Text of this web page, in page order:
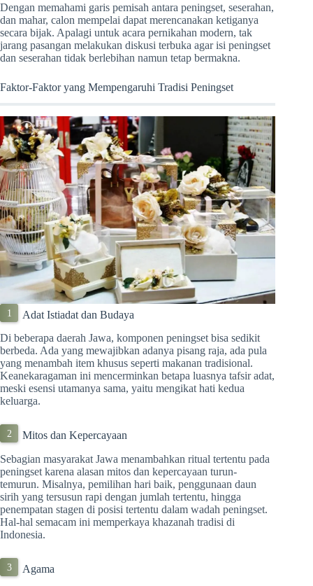
Dengan memahami garis pemisah antara peningset, seserahan,
dan mahar, calon mempelai dapat merencanakan ketiganya
secara bijak. Apalagi untuk acara pernikahan modern, tak
jarang pasangan melakukan diskusi terbuka agar isi peningset
dan seserahan tidak berlebihan namun tetap bermakna.
Faktor-Faktor yang Mempengaruhi Tradisi Peningset
Adat Istiadat dan Budaya
Di beberapa daerah Jawa, komponen peningset bisa sedikit
berbeda. Ada yang mewajibkan adanya pisang raja, ada pula
yang menambah item khusus seperti makanan tradisional.
Keanekaragaman ini mencerminkan betapa luasnya tafsir adat,
meski esensi utamanya sama, yaitu mengikat hati kedua
keluarga.
Mitos dan Kepercayaan
Sebagian masyarakat Jawa menambahkan ritual tertentu pada
peningset karena alasan mitos dan kepercayaan turun-
temurun. Misalnya, pemilihan hari baik, penggunaan daun
sirih yang tersusun rapi dengan jumlah tertentu, hingga
penempatan stagen di posisi tertentu dalam wadah peningset.
Hal-hal semacam ini memperkaya khazanah tradisi di
Indonesia.
Agama